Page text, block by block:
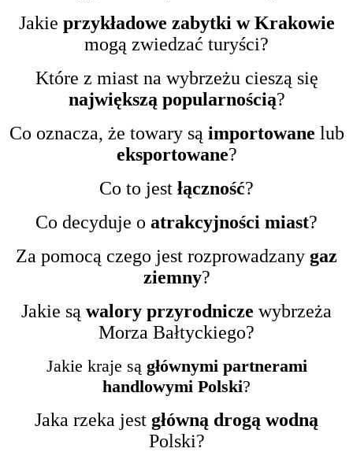
Jakie przykładowe zabytki w Krakowie
mogą zwiedzać turyści?
Które z miast na wybrzeżu cieszą się
największą popularnością?
Co oznacza, że towary są importowane lub
eksportowane?
Co to jest łączność?
Co decyduje o atrakcyjności miast?
Za pomocą czego jest rozprowadzany gaz
ziemny?
Jakie są walory przyrodnicze wybrzeża
Morza Bałtyckiego?
Jakie kraje są głównymi partnerami
handlowymi Polski?
Jaka rzeka jest główną drogą wodną
Polski?